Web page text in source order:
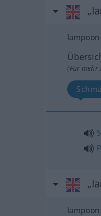
lampoon
(Für mehr
lampoon